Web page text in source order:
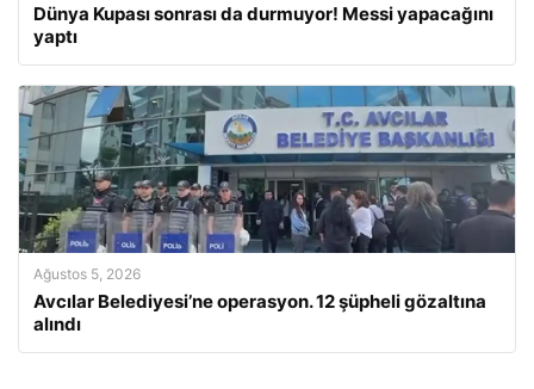
Dünya Kupası sonrası da durmuyor! Messi yapacağını
yaptı
Ağustos 5, 2026
Avcılar Belediyesi’ne operasyon. 12 şüpheli gözaltına
alındı